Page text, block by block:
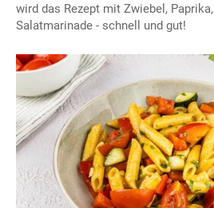
wird das Rezept mit Zwiebel,
Salatmarinade - schnell und gut!